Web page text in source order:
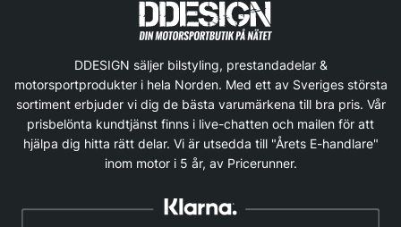
DDESIGN säljer bilstyling, prestandadelar &
motorsportprodukter i hela Norden. Med ett av Sveriges största
sortiment erbjuder vi dig de bästa varumärkena till bra pris. Vår
prisbelönta kundtjänst finns i live-chatten och mailen för att
hjälpa dig hitta rätt delar. Vi är utsedda till "Årets E-handlare"
inom motor i 5 år, av Pricerunner.